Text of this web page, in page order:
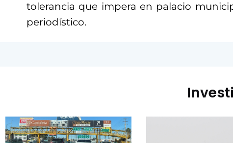
tolerancia que impera en palacio
periodístico.